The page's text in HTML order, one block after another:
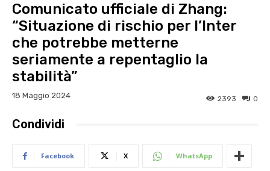
Comunicato ufficiale di Zhang:
“Situazione di rischio per l’Inter
che potrebbe metterne
seriamente a repentaglio la
stabilità”
18 Maggio 2024 0
2393
Condividi
Facebook X WhatsApp